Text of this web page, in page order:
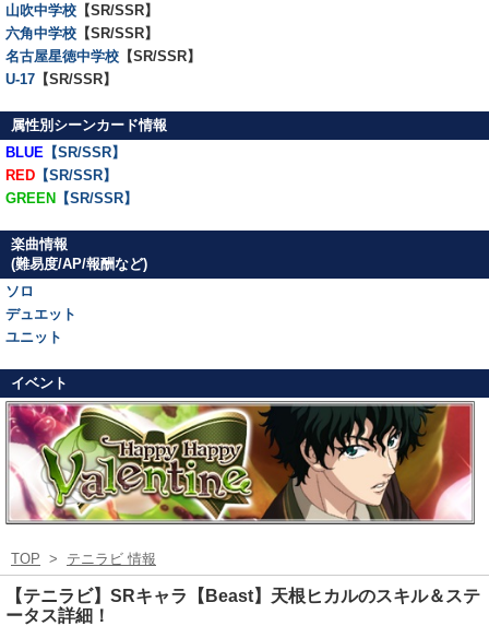
山吹中学校 【SR/SSR】
六角中学校 【SR/SSR】
名古屋星徳中学校 【SR/SSR】
U-17 【SR/SSR】
属性別シーンカード情報
BLUE 【SR/SSR】
RED 【SR/SSR】
GREEN 【SR/SSR】
楽曲情報
(難易度/AP/報酬など)
ソロ
デュエット
ユニット
イベント
TOP > テニラビ 情報
【テニラビ】SRキャラ【Beast】天根ヒカルのスキル＆ステ
ータス詳細！